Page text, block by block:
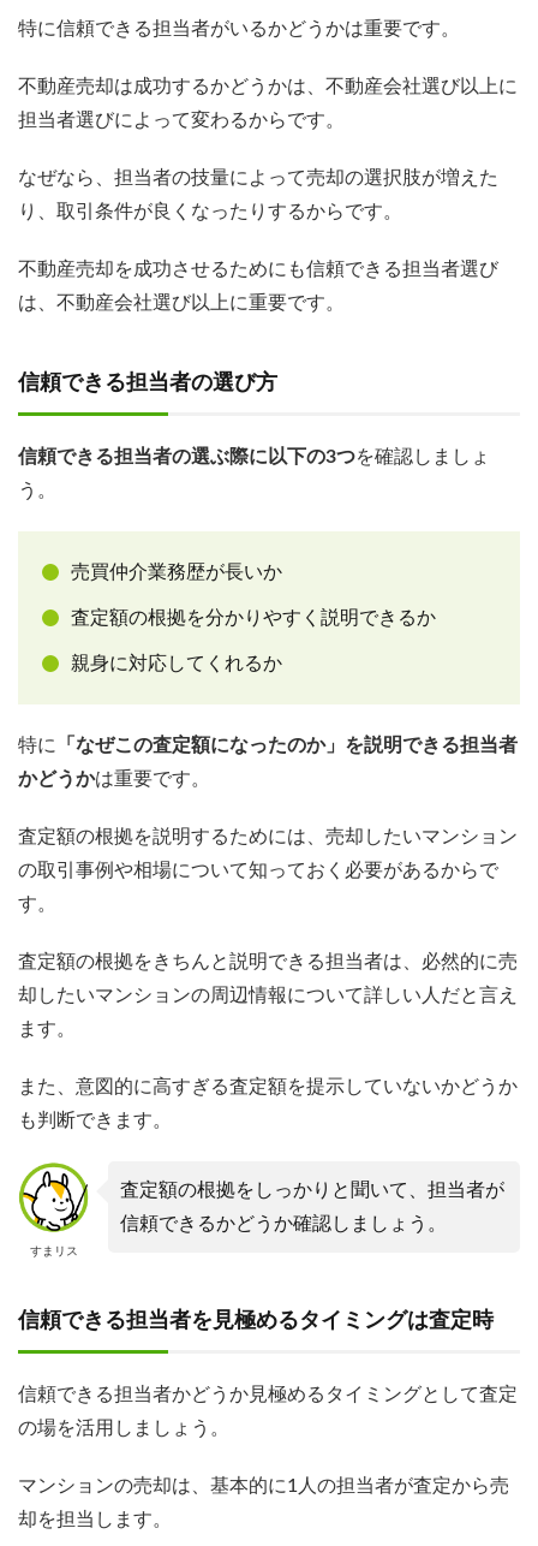
特に信頼できる担当者がいるかどうかは重要です。
不動産売却は成功するかどうかは、不動産会社選び以上に
担当者選びによって変わるからです。
なぜなら、担当者の技量によって売却の選択肢が増えた
り、取引条件が良くなったりするからです。
不動産売却を成功させるためにも信頼できる担当者選び
は、不動産会社選び以上に重要です。
信頼できる担当者の選び方
信頼できる担当者の選ぶ際に以下の3つを確認しましょ
う。
売買仲介業務歴が長いか
査定額の根拠を分かりやすく説明できるか
親身に対応してくれるか
特に
「なぜこの査定額になったのか」を説明できる担当者
かどうかは重要です。
査定額の根拠を説明するためには、売却したいマンション
の取引事例や相場について知っておく必要があるからで
す。
査定額の根拠をきちんと説明できる担当者は、必然的に売
却したいマンションの周辺情報について詳しい人だと言え
ます。
また、意図的に高すぎる査定額を提示していないかどうか
も判断できます。
すまリス
査定額の根拠をしっかりと聞いて、担当者が
信頼できるかどうか確認しましょう。
信頼できる担当者を見極めるタイミングは査定時
信頼できる担当者かどうか見極めるタイミングとして査定
の場を活用しましょう。
マンションの売却は、基本的に1人の担当者が査定から売
却を担当します。